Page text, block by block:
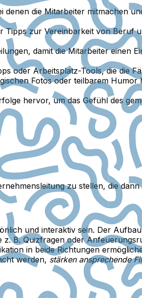
die Mitarbeiter mitmachen
Tipps zur Vereinbarkeit von Beruf
damit die Mitarbeiter einen
oder Arbeitsplatz-Tools, die die
Fotos oder teilbarem Humor
hervor, um das Gefühl des
zu stellen, die
und interaktiv sein. Der
B. Quizfragen oder
in beide Richtungen
werden, stärken ansprechende